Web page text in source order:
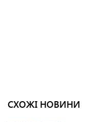
СХОЖІ НОВИНИ